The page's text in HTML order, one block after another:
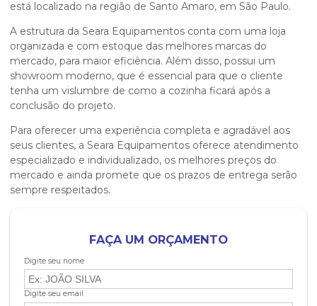
está localizado na região de Santo Amaro, em São Paulo.
A estrutura da Seara Equipamentos conta com uma loja
organizada e com estoque das melhores marcas do
mercado, para maior eficiência. Além disso, possui um
showroom moderno, que é essencial para que o cliente
tenha um vislumbre de como a cozinha ficará após a
conclusão do projeto.
Para oferecer uma experiência completa e agradável aos
seus clientes, a Seara Equipamentos oferece atendimento
especializado e individualizado, os melhores preços do
mercado e ainda promete que os prazos de entrega serão
sempre respeitados.
FAÇA UM ORÇAMENTO
Digite seu nome
Digite seu email